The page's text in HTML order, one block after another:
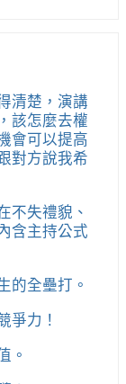
清楚，演講
該怎麼去權
會可以提高
對方說我希
不失禮貌、
含主持公式
的全壘打。
爭力！
。